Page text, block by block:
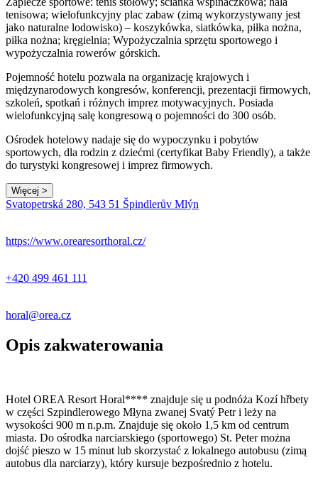
tenisowa; wielofunkcyjny plac zabaw (zimą wykorzystywany jest
jako naturalne lodowisko) – koszykówka, siatkówka, piłka nożna,
piłka nożna; kręgielnia; Wypożyczalnia sprzętu sportowego i
wypożyczalnia rowerów górskich.
Pojemność hotelu pozwala na organizację krajowych i
międzynarodowych kongresów, konferencji, prezentacji firmowych,
szkoleń, spotkań i różnych imprez motywacyjnych. Posiada
wielofunkcyjną salę kongresową o pojemności do 300 osób.
Ośrodek hotelowy nadaje się do wypoczynku i pobytów
sportowych, dla rodzin z dziećmi (certyfikat Baby Friendly), a także
do turystyki kongresowej i imprez firmowych.
Więcej >
Svatopetrská 280, 543 51 Špindlerův Mlýn
https://www.orearesorthoral.cz/
+420 499 461 111
horal@orea.cz
Opis zakwaterowania
Hotel OREA Resort Horal**** znajduje się u podnóża Kozí hřbety
w części Szpindlerowego Młyna zwanej Svatý Petr i leży na
wysokości 900 m n.p.m. Znajduje się około 1,5 km od centrum
miasta. Do ośrodka narciarskiego (sportowego) St. Peter można
dojść pieszo w 15 minut lub skorzystać z lokalnego autobusu (zimą
autobus dla narciarzy), który kursuje bezpośrednio z hotelu.